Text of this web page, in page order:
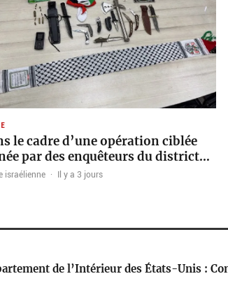
le cadre d’une opération ciblée
par des enquêteurs du district…
israélienne · Il y a 3 jours
de l’Intérieur des États-Unis :